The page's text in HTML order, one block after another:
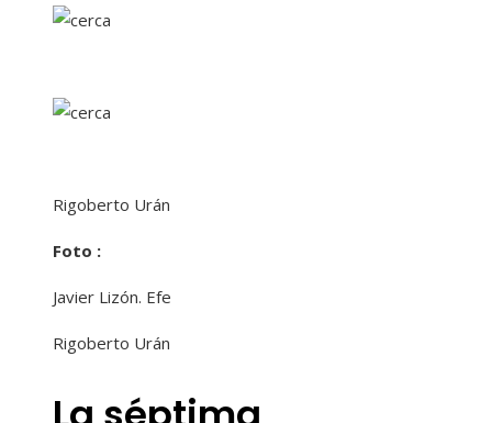
Rigoberto Urán
Foto :
Javier Lizón. Efe
Rigoberto Urán